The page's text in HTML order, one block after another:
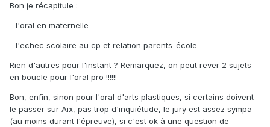
Bon je récapitule :
- l'oral en maternelle
- l'echec scolaire au cp et relation parents-école
Rien d'autres pour l'instant ? Remarquez, on peut rever 2 sujets
en boucle pour l'oral pro !!!!!!
Bon, enfin, sinon pour l'oral d'arts plastiques, si certains doivent
le passer sur Aix, pas trop d'inquiétude, le jury est assez sympa
(au moins durant l'épreuve), si c'est ok à une question de